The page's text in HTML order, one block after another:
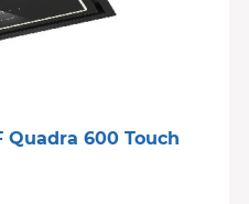
Quadra 600 Touch